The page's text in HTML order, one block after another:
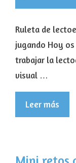
Ruleta de
jugando Hoy
trabajar la
visual …
Leer más